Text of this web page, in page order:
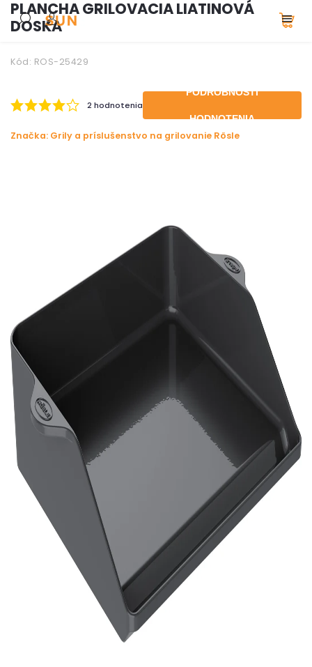
PLANCHA GRILOVACIA LIATINOVÁ
DOSKA
Kód: ROS-25429
2 hodnotenia
PODROBNOSTI
HODNOTENIA
Značka: Grily a príslušenstvo na grilovanie Rösle